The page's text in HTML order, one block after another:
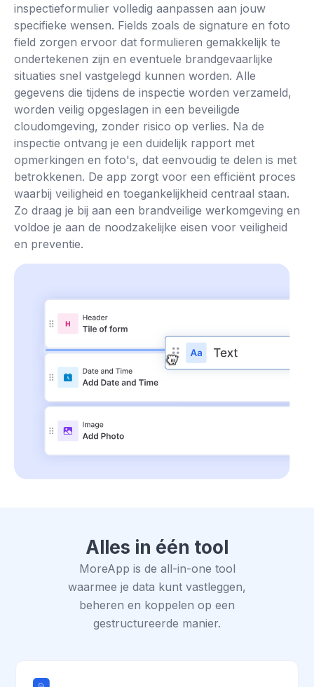
inspectieformulier volledig aanpassen aan jouw
specifieke wensen. Fields zoals de signature en foto
field zorgen ervoor dat formulieren gemakkelijk te
ondertekenen zijn en eventuele brandgevaarlijke
situaties snel vastgelegd kunnen worden. Alle
gegevens die tijdens de inspectie worden verzameld,
worden veilig opgeslagen in een beveiligde
cloudomgeving, zonder risico op verlies. Na de
inspectie ontvang je een duidelijk rapport met
opmerkingen en foto's, dat eenvoudig te delen is met
betrokkenen. De app zorgt voor een efficiënt proces
waarbij veiligheid en toegankelijkheid centraal staan.
Zo draag je bij aan een brandveilige werkomgeving en
voldoe je aan de noodzakelijke eisen voor veiligheid
en preventie.
Alles in één tool
MoreApp is de all-in-one tool
waarmee je data kunt vastleggen,
beheren en koppelen op een
gestructureerde manier.